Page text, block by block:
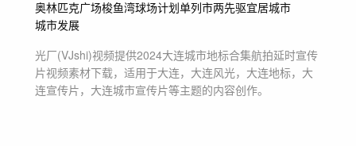
奥林匹克广场梭鱼湾球场计划单列市两先驱宜居城市
城市发展
光厂(VJshi)视频提供2024大连城市地标合集航拍延时宣传
片视频素材下载，适用于大连，大连风光，大连地标，大
连宣传片，大连城市宣传片等主题的内容创作。